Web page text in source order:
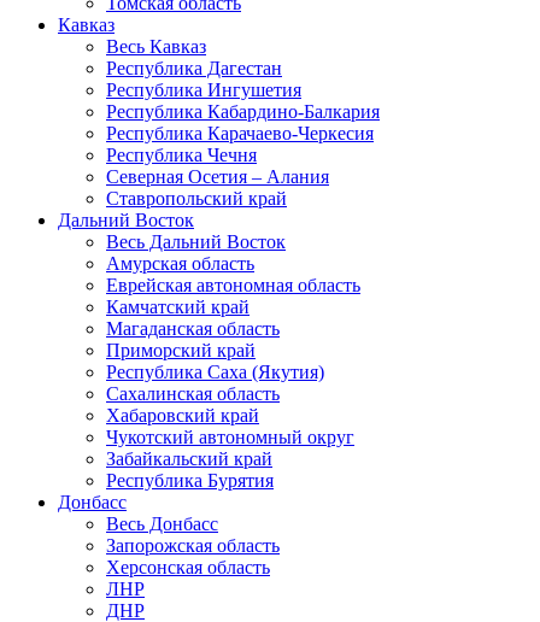
Кавказ
Весь Кавказ
Республика Дагестан
Республика Ингушетия
Республика Кабардино-Балкария
Республика Карачаево-Черкесия
Республика Чечня
Северная Осетия – Алания
Ставропольский край
Дальний Восток
Весь Дальний Восток
Амурская область
Еврейская автономная область
Камчатский край
Магаданская область
Приморский край
Республика Саха (Якутия)
Сахалинская область
Хабаровский край
Чукотский автономный округ
Забайкальский край
Республика Бурятия
Донбасс
Весь Донбасс
Запорожская область
Херсонская область
ЛНР
ДНР